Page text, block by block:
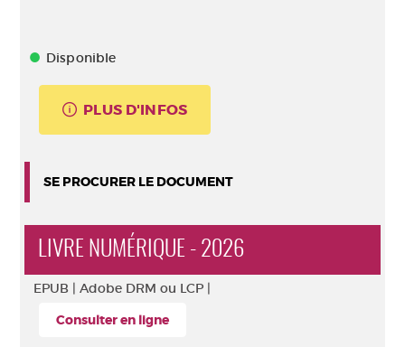
Disponible
PLUS D'INFOS
SE PROCURER LE DOCUMENT
LIVRE NUMÉRIQUE - 2026
EPUB | Adobe DRM ou LCP |
Consulter en ligne